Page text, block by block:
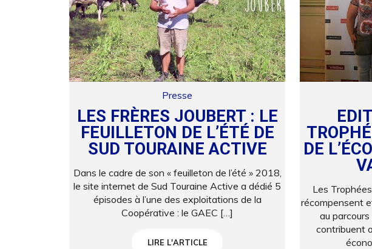
Presse
LES FRÈRES JOUBERT : LE
FEUILLETON DE L’ÉTÉ DE
SUD TOURAINE ACTIVE
Dans le cadre de son « feuilleton de l’été » 2018,
le site internet de Sud Touraine Active a dédié 5
épisodes à l’une des exploitations de la
Coopérative : le GAEC […]
LIRE L'ARTICLE
DE
Les
récompensent
au
contribuent